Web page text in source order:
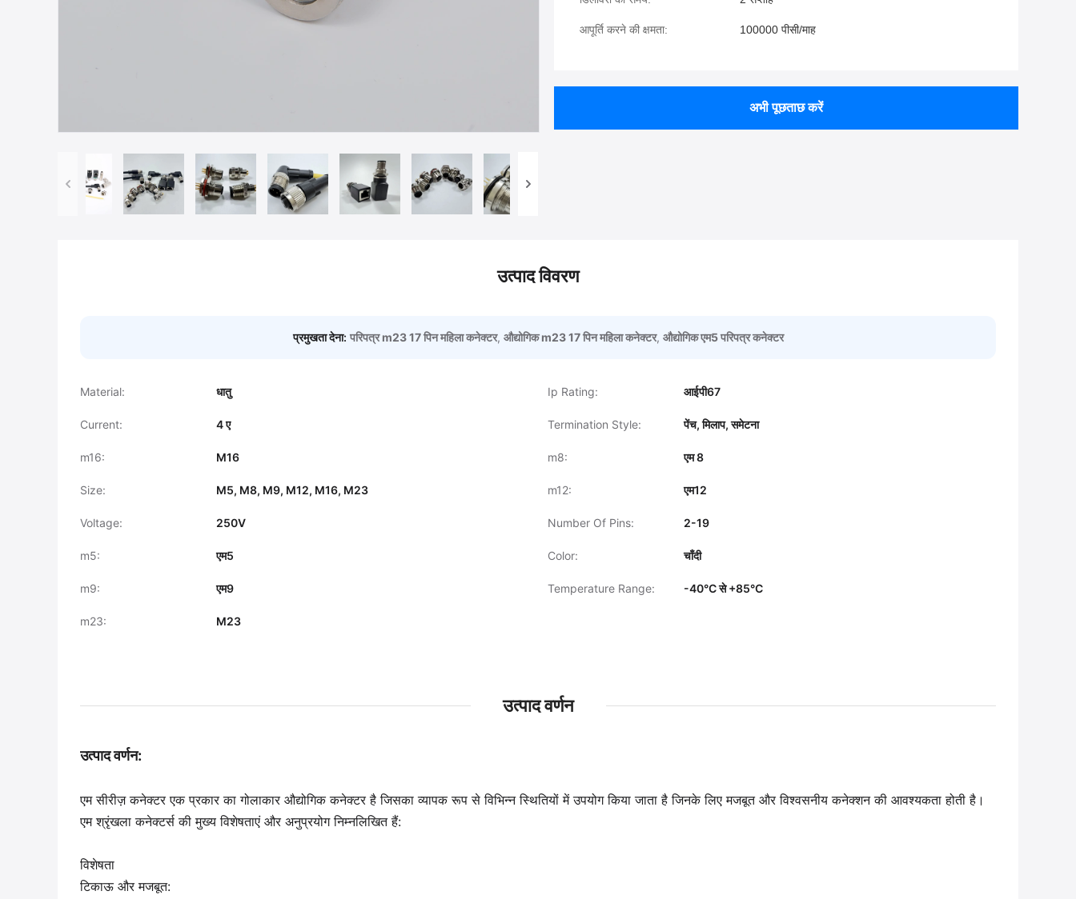
आपूर्ति करने की क्षमता: 100000 पीसी/माह
अभी पूछताछ करें
उत्पाद विवरण
प्रमुखता देना: परिपत्र m23 17 पिन महिला कनेक्टर, औद्योगिक m23 17 पिन महिला कनेक्टर, औद्योगिक एम5 परिपत्र कनेक्टर
Material: धातु Ip Rating: आईपी67
Current: 4 ए Termination Style: पेंच, मिलाप, समेटना
m16: M16 m8: एम 8
Size: M5, M8, M9, M12, M16, M23 m12: एम12
Voltage: 250V Number Of Pins: 2-19
m5: एम5 Color: चाँदी
m9: एम9 Temperature Range: -40°C से +85°C
m23: M23
उत्पाद वर्णन
उत्पाद वर्णन:
एम सीरीज़ कनेक्टर एक प्रकार का गोलाकार औद्योगिक कनेक्टर है जिसका व्यापक रूप से विभिन्न स्थितियों में उपयोग किया जाता है जिनके लिए मजबूत और विश्वसनीय कनेक्शन की आवश्यकता होती है।
एम श्रृंखला कनेक्टर्स की मुख्य विशेषताएं और अनुप्रयोग निम्नलिखित हैं:
विशेषता
टिकाऊ और मजबूत: